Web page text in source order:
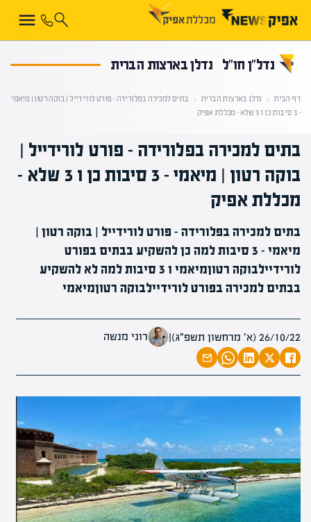
נדל״ן חו״ל נדלן בארצות הברית
דף הבית ‹ נדלן בארצות הברית ‹
בתים למכירה בפלורידה – פורט לורידייל | בוקה רטון | מיאמי
– 3 סיבות כן ו 3 שלא – מכללת אפיק
בתים למכירה בפלורידה – פורט לורידייל |
בוקה רטון | מיאמי – 3 סיבות כן ו 3 שלא –
מכללת אפיק
בתים למכירה בפלורידה - פורט לורידייל | בוקה רטון |
מיאמי - 3 סיבות למה כן להשקיע בבתים בפורט
לורידיילבוקה רטוןמיאמי ו 3 סיבות למה לא להשקיע
בבתים למכירה בפורט לורידיילבוקה רטוןמיאמי
26/10/22 (א׳ מרחשון תשפ״ג) | רוני מנשה